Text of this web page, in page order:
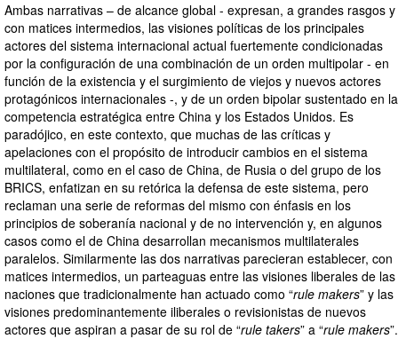
Ambas narrativas – de alcance global - expresan, a grandes rasgos y
con matices intermedios, las visiones políticas de los principales
actores del sistema internacional actual fuertemente condicionadas
por la configuración de una combinación de un orden multipolar - en
función de la existencia y el surgimiento de viejos y nuevos actores
protagónicos internacionales -, y de un orden bipolar sustentado en la
competencia estratégica entre China y los Estados Unidos. Es
paradójico, en este contexto, que muchas de las críticas y
apelaciones con el propósito de introducir cambios en el sistema
multilateral, como en el caso de China, de Rusia o del grupo de los
BRICS, enfatizan en su retórica la defensa de este sistema, pero
reclaman una serie de reformas del mismo con énfasis en los
principios de soberanía nacional y de no intervención y, en algunos
casos como el de China desarrollan mecanismos multilaterales
paralelos. Similarmente las dos narrativas parecieran establecer, con
matices intermedios, un parteaguas entre las visiones liberales de las
naciones que tradicionalmente han actuado como “rule makers” y las
visiones predominantemente iliberales o revisionistas de nuevos
actores que aspiran a pasar de su rol de “rule takers” a “rule makers”.